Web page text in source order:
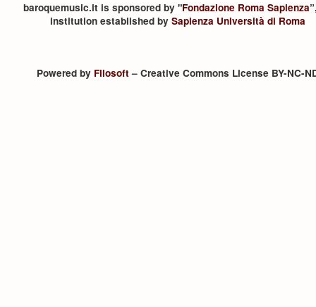
baroquemusic.it is sponsored by "Fondazione Roma Sapienza
institution established by Sapienza Università di Roma
Powered by Filosoft– Creative Commons License BY-NC-